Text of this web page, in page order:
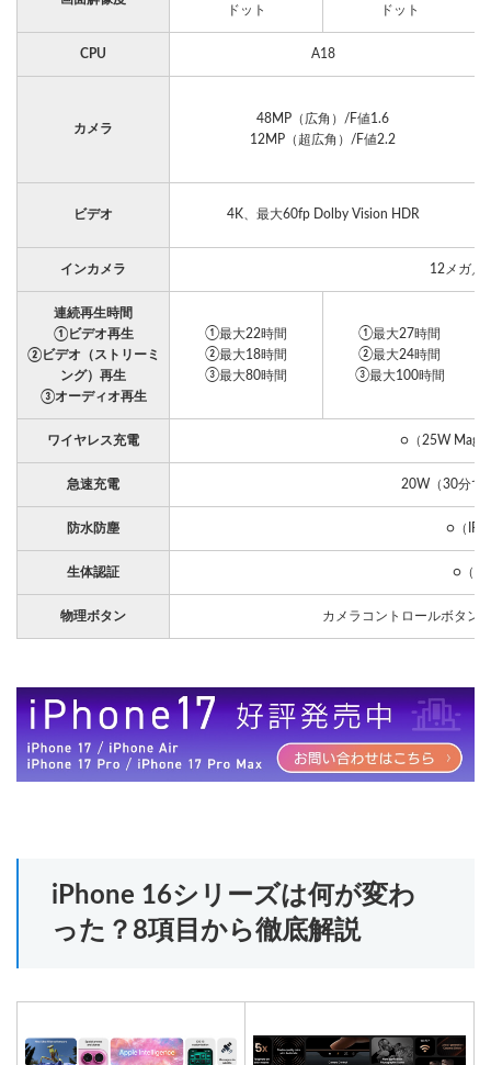
ドット
ドット
CPU A18
カメラ
48MP（広角）/F値1.6
12MP（超広角）/F値2.2
ビデオ 4K、最大60fp Dolby Vision HDR
インカメラ 12メガ／
連続再生時間
①ビデオ再生
②ビデオ（ストリーミ
ング）再生
③オーディオ再生
①最大22時間
②最大18時間
③最大80時間
①最大27時間
②最大24時間
③最大100時間
ワイヤレス充電 ○（25W
急速充電 20W（30分で
防水防塵 ○（
生体認証 ○（顔
物理ボタン カメラコントロールボタン
iPhone 16シリーズは何が変わ
った？8項目から徹底解説